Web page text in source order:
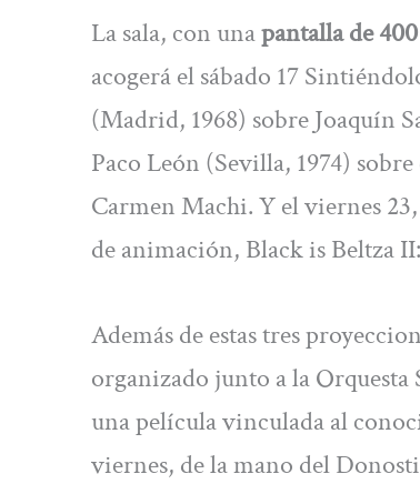
La sala, con unapantalla de
acogerá el sábado 17
(Madrid, 1968) sobre Joaquín
Paco León (Sevilla, 1974)
Carmen Machi. Y el viernes
de animación, Black is Beltza
Además de estas tres
organizado junto a la
una película vinculada al
viernes, de la mano del